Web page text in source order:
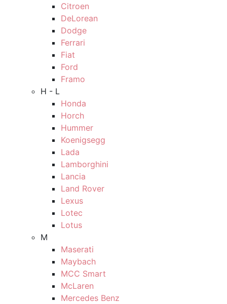
Citroen
DeLorean
Dodge
Ferrari
Fiat
Ford
Framo
H - L
Honda
Horch
Hummer
Koenigsegg
Lada
Lamborghini
Lancia
Land Rover
Lexus
Lotec
Lotus
M
Maserati
Maybach
MCC Smart
McLaren
Mercedes Benz